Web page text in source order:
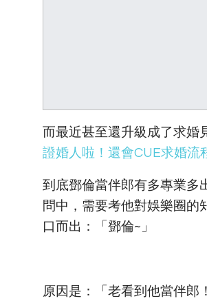
而最近甚至還升級成了求婚
證婚人啦！還會CUE求婚流
到底鄧倫當伴郎有多專業多
問中，需要考他對娛樂圈
口而出：「鄧倫~」
原因是：「老看到他當伴郎